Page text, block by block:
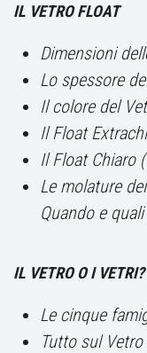
IL VETRO FLOAT
Dimensioni
Lo spessore
Il colore del
Il Float
Il Float Chiaro
Le molature
Quando e
IL VETRO O I VETRI?
Le cinque
Tutto sul